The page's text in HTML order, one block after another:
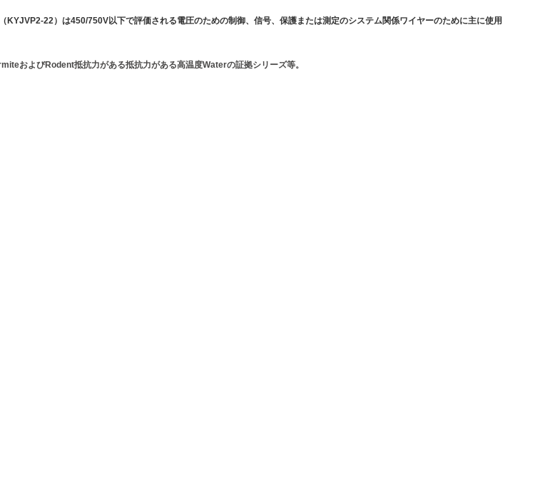
22）は450/750V以下で評価される電圧のための制御、信号、保護または測定のシステム関係ワイヤーのために主に使用
およびRodent抵抗力がある抵抗力がある高温度Waterの証拠シリーズ等。